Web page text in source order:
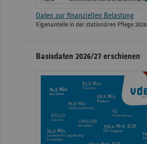
Daten zur finanziellen Belastung
Eigenanteile in der stationären Pflege 2026
Basisdaten 2026/27 erschienen